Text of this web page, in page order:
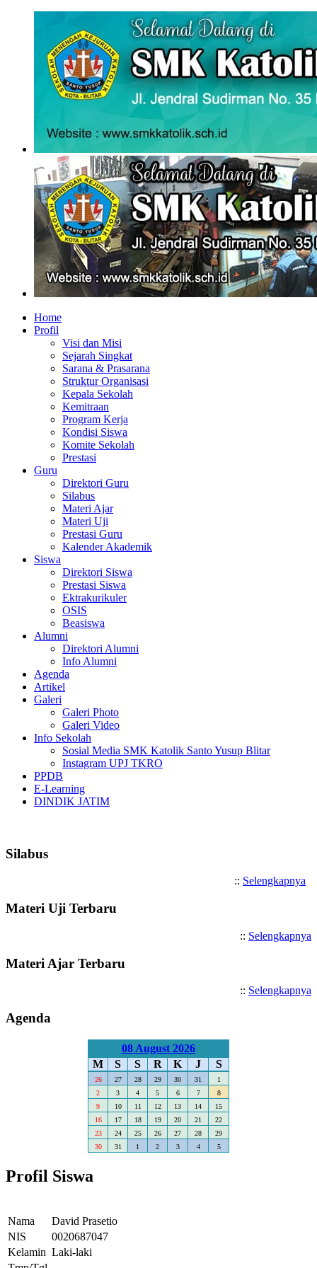
Home
Profil
Visi dan Misi
Sejarah Singkat
Sarana & Prasarana
Struktur Organisasi
Kepala Sekolah
Kemitraan
Program Kerja
Kondisi Siswa
Komite Sekolah
Prestasi
Guru
Direktori Guru
Silabus
Materi Ajar
Materi Uji
Prestasi Guru
Kalender Akademik
Siswa
Direktori Siswa
Prestasi Siswa
Ektrakurikuler
OSIS
Beasiswa
Alumni
Direktori Alumni
Info Alumni
Agenda
Artikel
Galeri
Galeri Photo
Galeri Video
Info Sekolah
Sosial Media SMK Katolik Santo Yusup Blitar
Instagram UPJ TKRO
PPDB
E-Learning
DINDIK JATIM
Silabus
:: Selengkapnya
Materi Uji Terbaru
:: Selengkapnya
Materi Ajar Terbaru
:: Selengkapnya
Agenda
08 August 2026
M
S S R K J S
26 27 28 29 30 31
1
2
3 4 5 6 7
8
9
10 11 12 13 14
15
16
17 18 19 20 21
22
23
24 25 26 27 28
29
30
31 1 2 3 4 5
Profil Siswa
Nama
David Prasetio
NIS
0020687047
Kelamin Laki-laki